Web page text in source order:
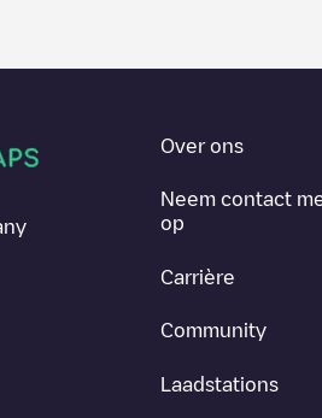
Over ons
Neem contact
op
Carrière
Community
Laadstations